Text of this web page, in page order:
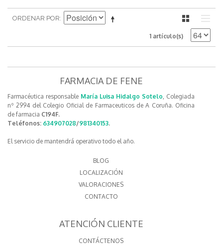
ORDENAR POR
1 artículo(s)
FARMACIA DE FENE
Farmacéutica responsable María Luisa Hidalgo Sotelo, Colegiada
nº 2994 del Colegio Oficial de Farmaceuticos de A Coruña. Oficina
de farmacia C194F.
Teléfonos: 634907028/981340153.
El servicio de mantendrá operativo todo el año.
BLOG
LOCALIZACIÓN
VALORACIONES
CONTACTO
ATENCIÓN CLIENTE
CONTÁCTENOS